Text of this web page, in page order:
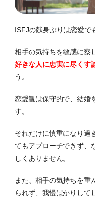
ISFJの献身ぶりは恋愛で
相手の気持ちを敏感に察
好きな人に忠実に尽くす
う。
恋愛観は保守的で、結婚
す。
それだけに慎重になり過
てもアプローチできず、
しくありません。
また、相手の気持ちを重
られず、我慢ばかりして